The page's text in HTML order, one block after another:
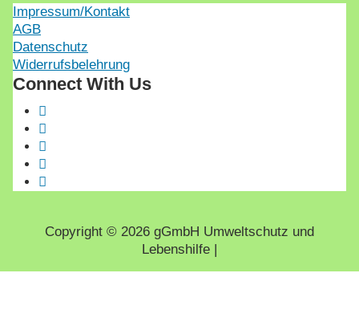
Impressum/Kontakt
AGB
Datenschutz
Widerrufsbelehrung
Connect With Us
Copyright © 2026 gGmbH Umweltschutz und
Lebenshilfe |